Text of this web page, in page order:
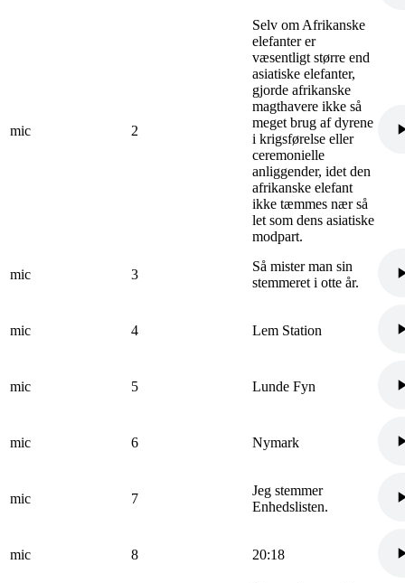
mic 2
Selv om Afrikanske
elefanter er
væsentligt større end
asiatiske elefanter,
gjorde afrikanske
magthavere ikke så
meget brug af dyrene
i krigsførelse eller
ceremonielle
anliggender, idet den
afrikanske elefant
ikke tæmmes nær så
let som dens asiatiske
modpart.
mic 3
Så mister man sin
stemmeret i otte år.
mic 4 Lem Station
mic 5 Lunde Fyn
mic 6 Nymark
mic 7
Jeg stemmer
Enhedslisten.
mic 8 20:18